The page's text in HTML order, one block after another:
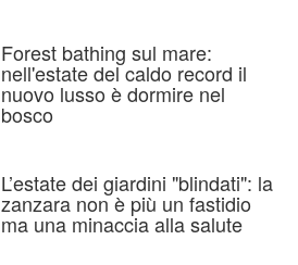
Forest bathing sul mare:
nell'estate del caldo record il
nuovo lusso è dormire nel
bosco
L’estate dei giardini "blindati": la
zanzara non è più un fastidio
ma una minaccia alla salute